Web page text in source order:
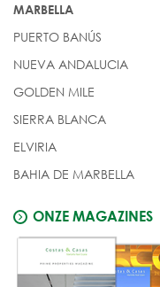
MARBELLA
PUERTO BANÚS
NUEVA ANDALUCIA
GOLDEN MILE
SIERRA BLANCA
ELVIRIA
BAHIA DE MARBELLA
ONZE MAGAZINES